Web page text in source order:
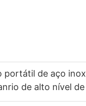
portátil de aço
de alto nível